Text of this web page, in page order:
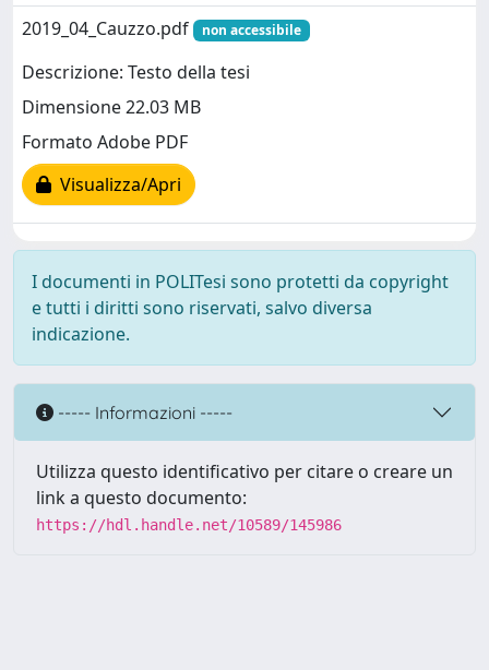
2019_04_Cauzzo.pdf
non accessibile
Descrizione: Testo della tesi
Dimensione 22.03 MB
Formato Adobe PDF
Visualizza/Apri
I documenti in POLITesi sono protetti da copyright
e tutti i diritti sono riservati, salvo diversa
indicazione.
----- Informazioni -----
Utilizza questo identificativo per citare o creare un
link a questo documento:
https://hdl.handle.net/10589/145986